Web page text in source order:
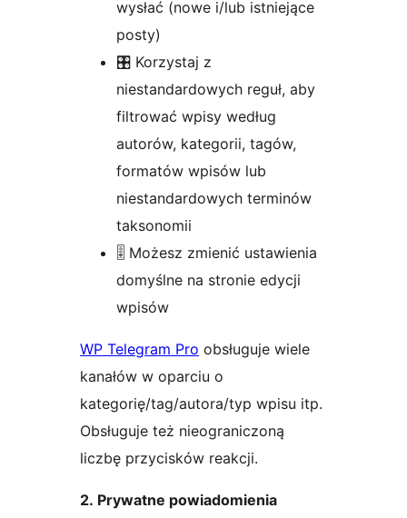
wysłać (nowe i/lub istniejące
posty)
🎛 Korzystaj z
niestandardowych reguł, aby
filtrować wpisy według
autorów, kategorii, tagów,
formatów wpisów lub
niestandardowych terminów
taksonomii
🎚 Możesz zmienić ustawienia
domyślne na stronie edycji
wpisów
WP Telegram Pro obsługuje wiele
kanałów w oparciu o
kategorię/tag/autora/typ wpisu itp.
Obsługuje też nieograniczoną
liczbę przycisków reakcji.
2. Prywatne powiadomienia